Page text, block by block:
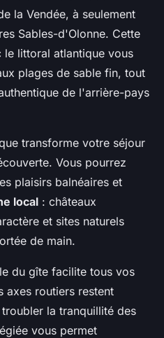
la Vendée, à seulement
Sables-d'Olonne. Cette
littoral atlantique vous
plages de sable fin, tout
de l'arrière-pays
transforme votre séjour
Vous pourrez
plaisirs balnéaires et
local : châteaux
et sites naturels
de main.
du gîte facilite tous vos
axes routiers restent
la tranquillité des
vous permet